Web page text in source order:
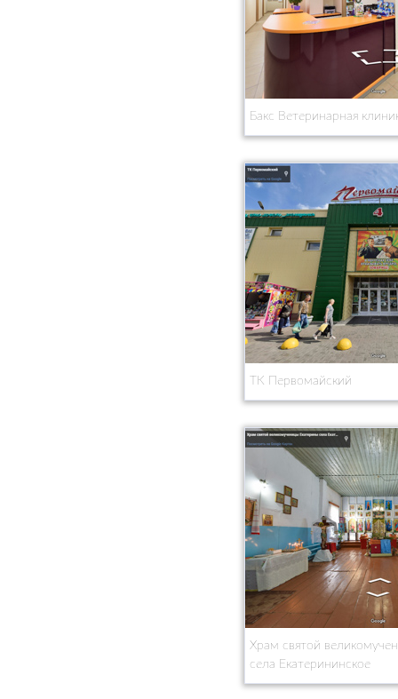
Бакс Ветеринарная
ТК Первомайский
Храм святой
села Екатерининское